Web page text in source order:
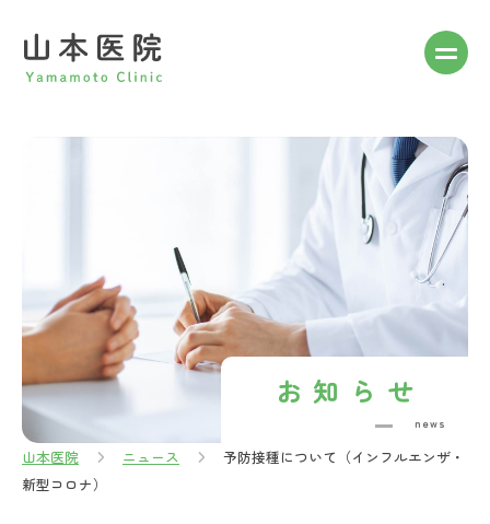
content
Yamamoto Clinic
お知らせ
news
山本医院 ニュース
予防接種について（インフルエンザ・
新型コロナ）